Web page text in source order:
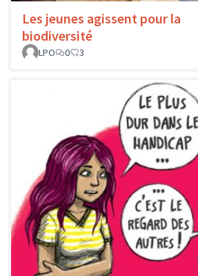
Les jeunes agissent pour la
biodiversité
LPO
0 3